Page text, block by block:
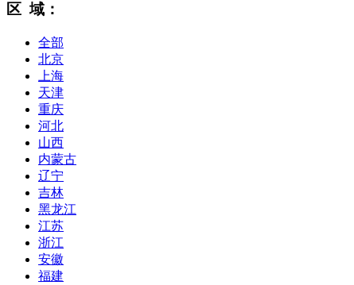
区 域：
全部
北京
上海
天津
重庆
河北
山西
内蒙古
辽宁
吉林
黑龙江
江苏
浙江
安徽
福建